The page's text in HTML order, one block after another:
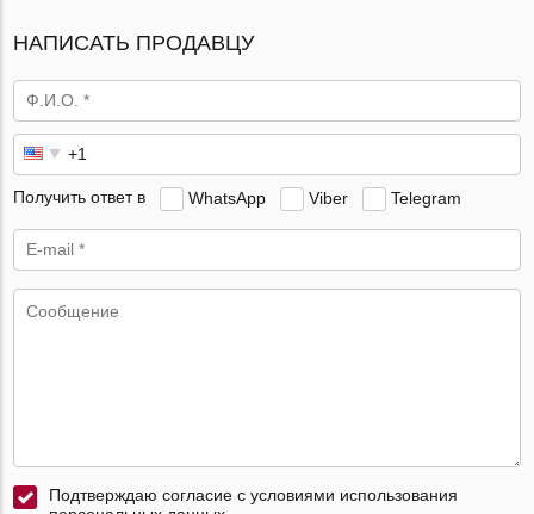
НАПИСАТЬ ПРОДАВЦУ
Получить ответ в WhatsApp Viber Telegram
Подтверждаю согласие с условиями использования